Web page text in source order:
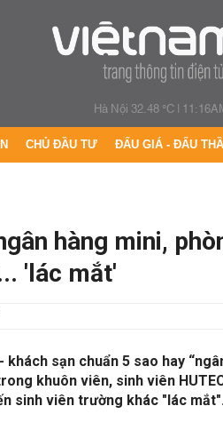
Hà Nội 32.48 °C|
CHỦ ĐẦU TƯ ĐẤU GIÁ - ĐẤU
hàng mini,
'lác mắt'
sạn chuẩn 5 sao hay
khuôn viên, sinh viên
sinh viên trường khác "lác